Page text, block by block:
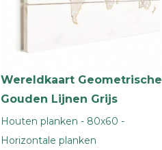
Wereldkaart Geometrische
Gouden Lijnen Grijs
Houten planken - 80x60 -
Horizontale planken